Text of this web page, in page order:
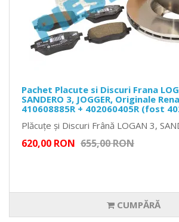
Pachet Placute si Discuri Frana
SANDERO 3, JOGGER, Originale
410608885R + 402060405R (fost
Plăcuțe și Discuri Frână LOGAN 3,
620,00 RON 655,00 RON
CUMPĂRĂ